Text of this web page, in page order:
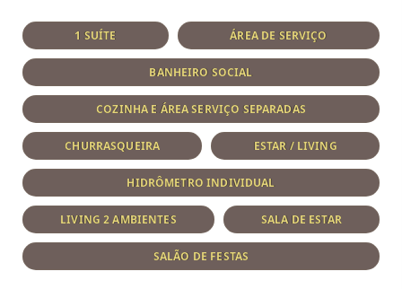
1 SUÍTE ÁREA DE SERVIÇO
BANHEIRO SOCIAL
COZINHA E ÁREA SERVIÇO SEPARADAS
CHURRASQUEIRA ESTAR / LIVING
HIDRÔMETRO INDIVIDUAL
LIVING 2 AMBIENTES SALA DE ESTAR
SALÃO DE FESTAS